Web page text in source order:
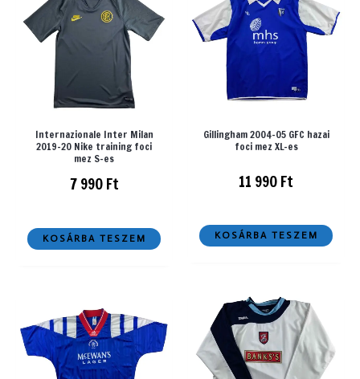
Internazionale Inter Milan
2019-20 Nike training foci
mez S-es
7 990Ft
KOSÁRBA TESZEM
Gillingham 2004-05 GFC hazai
foci mez XL-es
11 990Ft
KOSÁRBA TESZEM